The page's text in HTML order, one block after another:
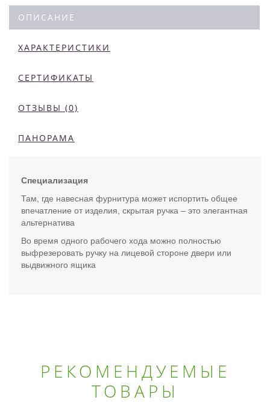
ОПИСАНИЕ
ХАРАКТЕРИСТИКИ
СЕРТИФИКАТЫ
ОТЗЫВЫ (0)
ПАНОРАМА
Специализация
Там, где навесная фурнитура может испортить общее
впечатление от изделия, скрытая ручка – это элегантная
альтернатива
Во время одного рабочего хода можно полностью
выфрезеровать ручку на лицевой стороне двери или
выдвижного ящика
РЕКОМЕНДУЕМЫЕ
ТОВАРЫ